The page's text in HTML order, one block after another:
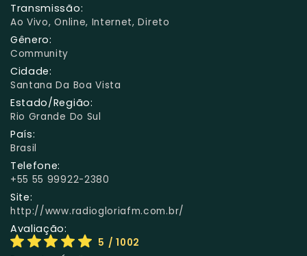
Transmissão:
Ao Vivo, Online, Internet, Direto
Gênero:
Community
Cidade:
Santana Da Boa Vista
Estado/Região:
Rio Grande Do Sul
País:
Brasil
Telefone:
+55 55 99922-2380
Site:
http://www.radiogloriafm.com.br/
Avaliação:
5 / 1002